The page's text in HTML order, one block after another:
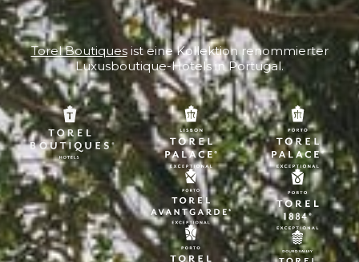
Torel Boutiquesist eine Kollektion renommierter
Luxusboutique-Hotels in Portugal.